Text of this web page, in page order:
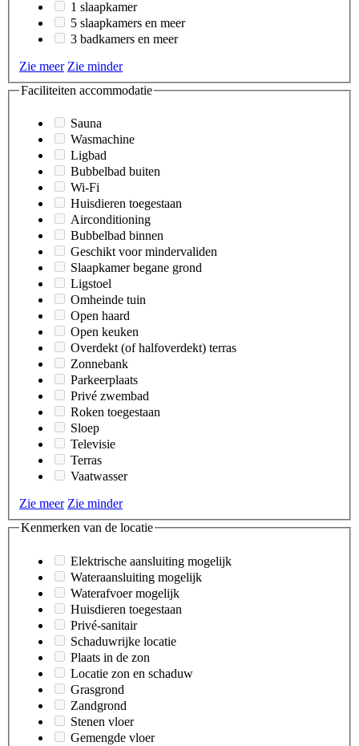
1 slaapkamer
5 slaapkamers en meer
3 badkamers en meer
Zie meer Zie minder
Faciliteiten accommodatie
Sauna
Wasmachine
Ligbad
Bubbelbad buiten
Wi-Fi
Huisdieren toegestaan
Airconditioning
Bubbelbad binnen
Geschikt voor mindervaliden
Slaapkamer begane grond
Ligstoel
Omheinde tuin
Open haard
Open keuken
Overdekt (of halfoverdekt) terras
Zonnebank
Parkeerplaats
Privé zwembad
Roken toegestaan
Sloep
Televisie
Terras
Vaatwasser
Zie meer Zie minder
Kenmerken van de locatie
Elektrische aansluiting mogelijk
Wateraansluiting mogelijk
Waterafvoer mogelijk
Huisdieren toegestaan
Privé-sanitair
Schaduwrijke locatie
Plaats in de zon
Locatie zon en schaduw
Grasgrond
Zandgrond
Stenen vloer
Gemengde vloer